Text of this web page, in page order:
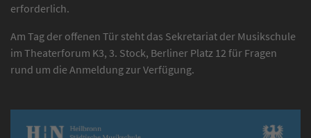
erforderlich.
Am Tag der offenen Tür steht das Sekretariat der Musikschule
im Theaterforum K3, 3. Stock, Berliner Platz 12 für Fragen
rund um die Anmeldung zur Verfügung.